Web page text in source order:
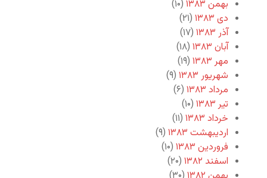
بهمن ۱۳۸۳
(۱۰)
دی ۱۳۸۳
(۲۱)
آذر ۱۳۸۳
(۱۷)
آبان ۱۳۸۳
(۱۸)
مهر ۱۳۸۳
(۱۹)
شهریور ۱۳۸۳
(۹)
مرداد ۱۳۸۳
(۶)
تیر ۱۳۸۳
(۱۰)
خرداد ۱۳۸۳
(۱۱)
اردیبهشت ۱۳۸۳
(۹)
فروردین ۱۳۸۳
(۱۰)
اسفند ۱۳۸۲
(۲۰)